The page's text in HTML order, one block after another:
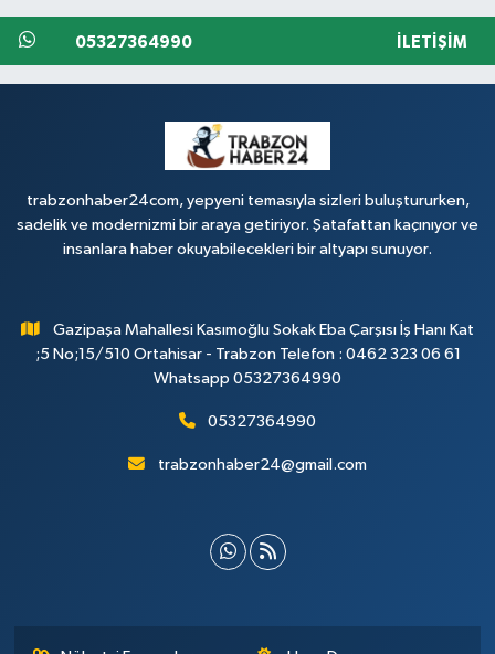
05327364990 İLETIŞIM
trabzonhaber24com, yepyeni temasıyla sizleri buluştururken,
sadelik ve modernizmi bir araya getiriyor. Şatafattan kaçınıyor ve
insanlara haber okuyabilecekleri bir altyapı sunuyor.
Gazipaşa Mahallesi Kasımoğlu Sokak Eba Çarşısı İş Hanı Kat
;5 No;15/510 Ortahisar - Trabzon Telefon : 0462 323 06 61
Whatsapp 05327364990
05327364990
trabzonhaber24@gmail.com